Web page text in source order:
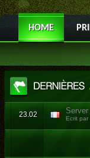
HOME
23.02 Ecrit par